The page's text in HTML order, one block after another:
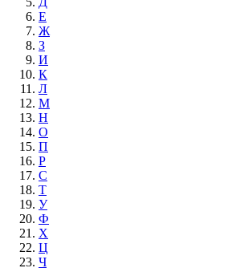
Е
Ж
З
И
К
Л
М
Н
О
П
Р
С
Т
У
Ф
Х
Ц
Ч